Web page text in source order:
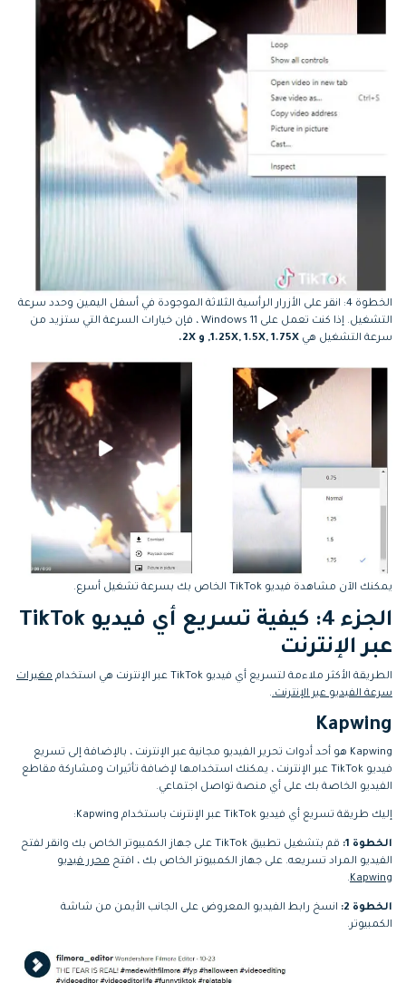
الخطوة 4: انقر على الأزرار الرأسية الثلاثة الموجودة في أسفل اليمين وحدد سرعة
التشغيل. إذا كنت تعمل على Windows 11 ، فإن خيارات السرعة التي ستزيد من
سرعة التشغيل هي
1.25X, 1.5X, 1.75X, و 2 X.
يمكنك الآن مشاهدة فيديو TikTok الخاص بك بسرعة تشغيل أسرع.
الجزء 4: كيفية تسريع أي فيديو TikTok
عبر الإنترنت
الطريقة الأكثر ملاءمة لتسريع أي فيديو TikTok عبر الإنترنت هي استخدام
مغيرات
سرعة الفيديو عبر الإنترنت..
Kapwing
Kapwing هو أحد أدوات تحرير الفيديو مجانية عبر الإنترنت ، بالإضافة إلى تسريع
فيديو TikTok عبر الإنترنت ، يمكنك استخدامها لإضافة تأثيرات ومشاركة مقاطع
الفيديو الخاصة بك على أي منصة تواصل اجتماعي.
إليك طريقة تسريع أي فيديو TikTok عبر الإنترنت باستخدام Kapwing:
الخطوة 1:
قم بتشغيل تطبيق TikTok على جهاز الكمبيوتر الخاص بك وانقر لفتح
الفيديو المراد تسريعه. على جهاز الكمبيوتر الخاص بك ، افتح محرر فيديو
Kapwing
.
الخطوة 2:
انسخ رابط الفيديو المعروض على الجانب الأيمن من شاشة
الكمبيوتر.